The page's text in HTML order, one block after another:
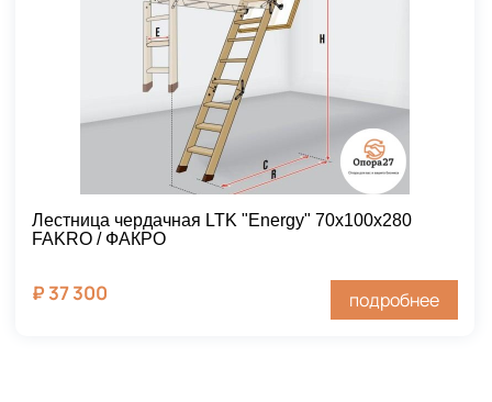
Лестница чердачная LTK "Energy" 70х100х280
FAKRO / ФАКРО
₽ 37 300 подробнее